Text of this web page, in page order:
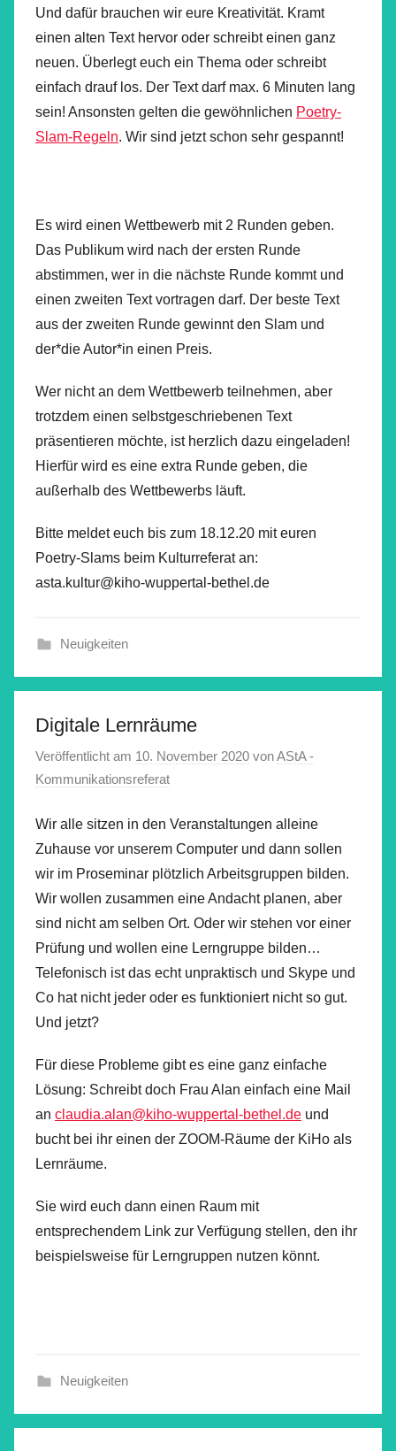
Und dafür brauchen wir eure Kreativität. Kramt
einen alten Text hervor oder schreibt einen ganz
neuen. Überlegt euch ein Thema oder schreibt
einfach drauf los. Der Text darf max. 6 Minuten lang
sein! Ansonsten gelten die gewöhnlichen Poetry-
Slam-Regeln. Wir sind jetzt schon sehr gespannt!
Es wird einen Wettbewerb mit 2 Runden geben.
Das Publikum wird nach der ersten Runde
abstimmen, wer in die nächste Runde kommt und
einen zweiten Text vortragen darf. Der beste Text
aus der zweiten Runde gewinnt den Slam und
der*die Autor*in einen Preis.
Wer nicht an dem Wettbewerb teilnehmen, aber
trotzdem einen selbstgeschriebenen Text
präsentieren möchte, ist herzlich dazu eingeladen!
Hierfür wird es eine extra Runde geben, die
außerhalb des Wettbewerbs läuft.
Bitte meldet euch bis zum 18.12.20 mit euren
Poetry-Slams beim Kulturreferat an:
asta.kultur@kiho-wuppertal-bethel.de
Neuigkeiten
Digitale Lernräume
Veröffentlicht am 10. November 2020 vonAStA -
Kommunikationsreferat
Wir alle sitzen in den Veranstaltungen alleine
Zuhause vor unserem Computer und dann sollen
wir im Proseminar plötzlich Arbeitsgruppen bilden.
Wir wollen zusammen eine Andacht planen, aber
sind nicht am selben Ort. Oder wir stehen vor einer
Prüfung und wollen eine Lerngruppe bilden…
Telefonisch ist das echt unpraktisch und Skype und
Co hat nicht jeder oder es funktioniert nicht so gut.
Und jetzt?
Für diese Probleme gibt es eine ganz einfache
Lösung: Schreibt doch Frau Alan einfach eine Mail
an claudia.alan@kiho-wuppertal-bethel.de und
bucht bei ihr einen der ZOOM-Räume der KiHo als
Lernräume.
Sie wird euch dann einen Raum mit
entsprechendem Link zur Verfügung stellen, den ihr
beispielsweise für Lerngruppen nutzen könnt.
Neuigkeiten